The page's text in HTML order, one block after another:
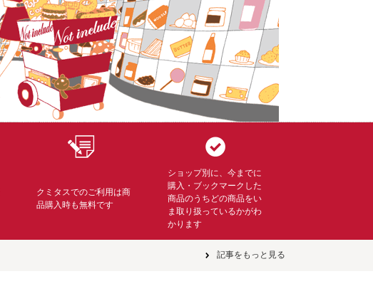
クミタスでのご利用は商
品購入時も無料です
ショップ別に、今までに
購入・ブックマークした
商品のうちどの商品をい
ま取り扱っているかがわ
かります
記事をもっと見る